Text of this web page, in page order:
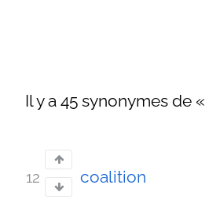
Il y a 45 synonymes de
12 coalition